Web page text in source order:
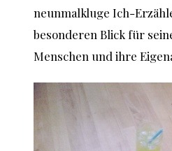
neunmalkluge Ich-
besonderen Blick für
Menschen und ihre